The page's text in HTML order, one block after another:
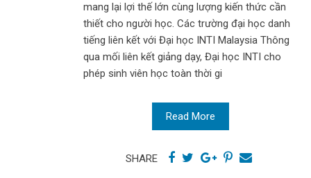
mang lại lợi thế lớn cùng lượng kiến thức cần
thiết cho người học. Các trường đại học danh
tiếng liên kết với Đại học INTI Malaysia Thông
qua mối liên kết giảng dạy, Đại học INTI cho
phép sinh viên học toàn thời gi
Read More
SHARE